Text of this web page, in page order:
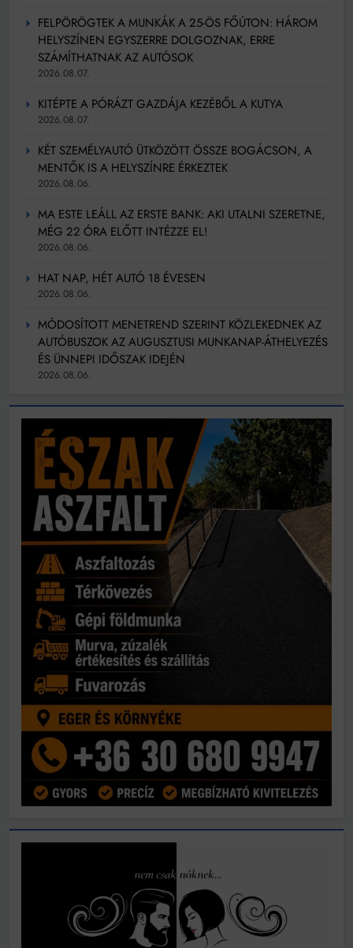
FELPÖRÖGTEK A MUNKÁK A 25-ÖS FŐÚTON: HÁROM
HELYSZÍNEN EGYSZERRE DOLGOZNAK, ERRE
SZÁMÍTHATNAK AZ AUTÓSOK
2026.08.07.
KITÉPTE A PÓRÁZT GAZDÁJA KEZÉBŐL A KUTYA
2026.08.07.
KÉT SZEMÉLYAUTÓ ÜTKÖZÖTT ÖSSZE BOGÁCSON, A
MENTŐK IS A HELYSZÍNRE ÉRKEZTEK
2026.08.06.
MA ESTE LEÁLL AZ ERSTE BANK: AKI UTALNI SZERETNE,
MÉG 22 ÓRA ELŐTT INTÉZZE EL!
2026.08.06.
HAT NAP, HÉT AUTÓ 18 ÉVESEN
2026.08.06.
MÓDOSÍTOTT MENETREND SZERINT KÖZLEKEDNEK AZ
AUTÓBUSZOK AZ AUGUSZTUSI MUNKANAP-ÁTHELYEZÉS
ÉS ÜNNEPI IDŐSZAK IDEJÉN
2026.08.06.